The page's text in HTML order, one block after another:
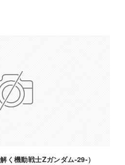
く機動戦士Zガンダム-29-）